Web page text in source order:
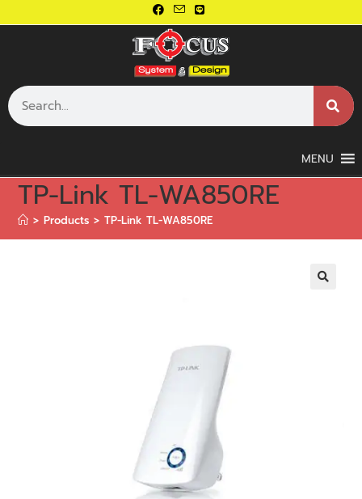
MENU
TP-Link TL-WA850RE
> Products > TP-Link TL-WA850RE